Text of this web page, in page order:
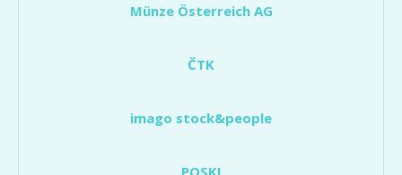
Münze Österreich AG
ČTK
imago stock&people
POSKI